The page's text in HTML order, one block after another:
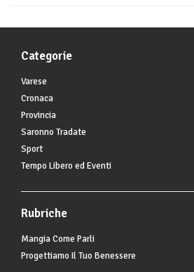
Categorie
Varese
Cronaca
Provincia
Saronno Tradate
Sport
Tempo Libero ed Eventi
Rubriche
Mangia Come Parli
Progettiamo Il Tuo Benessere